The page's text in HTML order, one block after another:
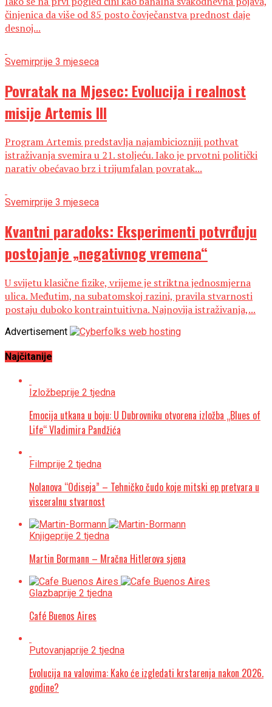
činjenica da više od 85 posto čovječanstva prednost daje
desnoj...
Svemirprije 3 mjeseca
Povratak na Mjesec: Evolucija i realnost
misije Artemis III
Program Artemis predstavlja najambiciozniji pothvat
istraživanja svemira u 21. stoljeću. Iako je prvotni politički
narativ obećavao brz i trijumfalan povratak...
Svemirprije 3 mjeseca
Kvantni paradoks: Eksperimenti potvrđuju
postojanje „negativnog vremena“
U svijetu klasične fizike, vrijeme je striktna jednosmjerna
ulica. Međutim, na subatomskoj razini, pravila stvarnosti
postaju duboko kontraintuitivna. Najnovija istraživanja,...
Advertisement
Najčitanije
Izložbeprije 2 tjedna
Emocija utkana u boju: U Dubrovniku otvorena izložba „Blues of
Life“ Vladimira Pandžića
Filmprije 2 tjedna
Nolanova “Odiseja” – Tehničko čudo koje mitski ep pretvara u
visceralnu stvarnost
Knjigeprije 2 tjedna
Martin Bormann – Mračna Hitlerova sjena
Glazbaprije 2 tjedna
Café Buenos Aires
Putovanjaprije 2 tjedna
Evolucija na valovima: Kako će izgledati krstarenja nakon 2026.
godine?